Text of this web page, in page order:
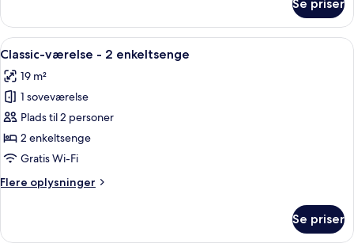
værelse
1
seng
Se priser
Indlæs
alle
billeder
af
Classic-
værelse
-
enkeltsenge
Et hotelværelse med en stor seng,
12
Classic-værelse - 2 enkeltsenge
19 m²
1 soveværelse
Plads til 2 personer
2 enkeltsenge
Gratis Wi-Fi
Flere oplysninger
Flere
værelse
Se priser